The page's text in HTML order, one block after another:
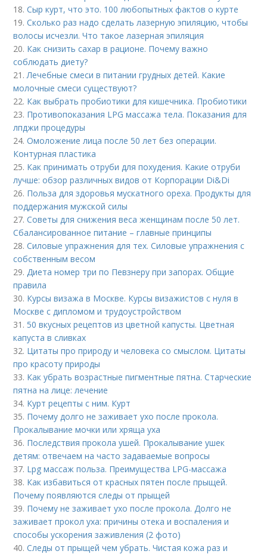
18.Сыр курт, что это. 100 любопытных фактов о курте
19.Сколько раз надо сделать лазерную эпиляцию, чтобы
волосы исчезли. Что такое лазерная эпиляция
20. Как снизить сахар в рационе. Почему важно
соблюдать диету?
21.Лечебные смеси в питании грудных детей. Какие
молочные смеси существуют?
22. Как выбрать пробиотики для кишечника. Пробиотики
23. Противопоказания LPG массажа тела. Показания для
лпджи процедуры
24.Омоложение лица после 50 лет без операции.
Контурная пластика
25. Как принимать отруби для похудения. Какие отруби
лучше: обзор различных видов от Корпорации Di&Di
26. Польза для здоровья мускатного ореха. Продукты для
поддержания мужской силы
27.Советы для снижения веса женщинам после 50 лет.
Сбалансированное питание – главные принципы
28.Силовые упражнения для тех. Силовые упражнения с
собственным весом
29.Диета номер три по Певзнеру при запорах. Общие
правила
30. Курсы визажа в Москве. Курсы визажистов с нуля в
Москве с дипломом и трудоустройством
31. 50 вкусных рецептов из цветной капусты. Цветная
капуста в сливках
32. Цитаты про природу и человека со смыслом. Цитаты
про красоту природы
33. Как убрать возрастные пигментные пятна. Старческие
пятна на лице: лечение
34. Курт рецепты с ним. Курт
35. Почему долго не заживает ухо после прокола.
Прокалывание мочки или хряща уха
36. Последствия прокола ушей. Прокалывание ушек
детям: отвечаем на часто задаваемые вопросы
37. Lpg массаж польза. Преимущества LPG-массажа
38. Как избавиться от красных пятен после прыщей.
Почему появляются следы от прыщей
39. Почему не заживает ухо после прокола. Долго не
заживает прокол уха: причины отека и воспаления и
способы ускорения заживления (2 фото)
40.Следы от прыщей чем убрать. Чистая кожа раз и